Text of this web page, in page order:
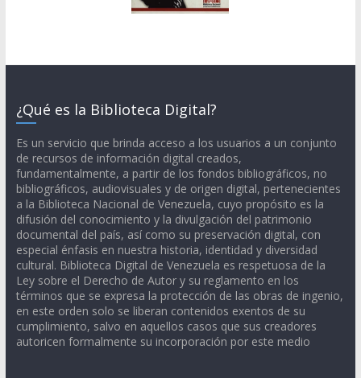
¿Qué es la Biblioteca Digital?
Es un servicio que brinda acceso a los usuarios a un conjunto
de recursos de información digital creados,
fundamentalmente, a partir de los fondos bibliográficos, no
bibliográficos, audiovisuales y de origen digital, pertenecientes
a la Biblioteca Nacional de Venezuela, cuyo propósito es la
difusión del conocimiento y la divulgación del patrimonio
documental del país, así como su preservación digital, con
especial énfasis en nuestra historia, identidad y diversidad
cultural. Biblioteca Digital de Venezuela es respetuosa de la
Ley sobre el Derecho de Autor y su reglamento en los
términos que se expresa la protección de las obras de ingenio,
en este orden solo se liberan contenidos exentos de su
cumplimiento, salvo en aquellos casos que sus creadores
autoricen formalmente su incorporación por este medio